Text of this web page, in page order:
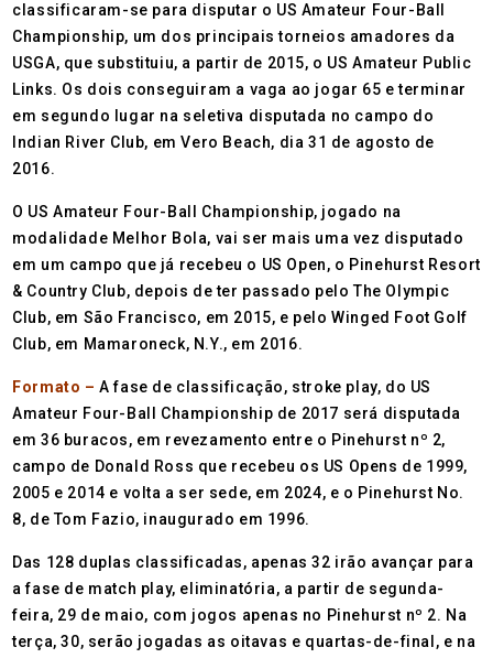
classificaram-se para disputar o US Amateur Four-Ball
Championship, um dos principais torneios amadores da
USGA, que substituiu, a partir de 2015, o US Amateur Public
Links. Os dois conseguiram a vaga ao jogar 65 e terminar
em segundo lugar na seletiva disputada no campo do
Indian River Club, em Vero Beach, dia 31 de agosto de
2016.
O US Amateur Four-Ball Championship, jogado na
modalidade Melhor Bola, vai ser mais uma vez disputado
em um campo que já recebeu o US Open, o Pinehurst Resort
& Country Club, depois de ter passado pelo The Olympic
Club, em São Francisco, em 2015, e pelo Winged Foot Golf
Club, em Mamaroneck, N.Y., em 2016.
Formato – A fase de classificação, stroke play, do US
Amateur Four-Ball Championship de 2017 será disputada
em 36 buracos, em revezamento entre o Pinehurst nº 2,
campo de Donald Ross que recebeu os US Opens de 1999,
2005 e 2014 e volta a ser sede, em 2024, e o Pinehurst No.
8, de Tom Fazio, inaugurado em 1996.
Das 128 duplas classificadas, apenas 32 irão avançar para
a fase de match play, eliminatória, a partir de segunda-
feira, 29 de maio, com jogos apenas no Pinehurst nº 2. Na
terça, 30, serão jogadas as oitavas e quartas-de-final, e na